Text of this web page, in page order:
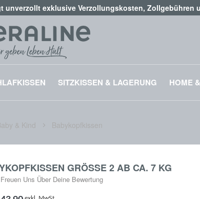
exklusive Verzollungskosten, Zollgebühren
SITZKISSEN & LAGERUNG HOME
& Kind Babykopfkissen
GRÖSSE 2 AB CA. 7 KG
Uns Über Deine Bewertung